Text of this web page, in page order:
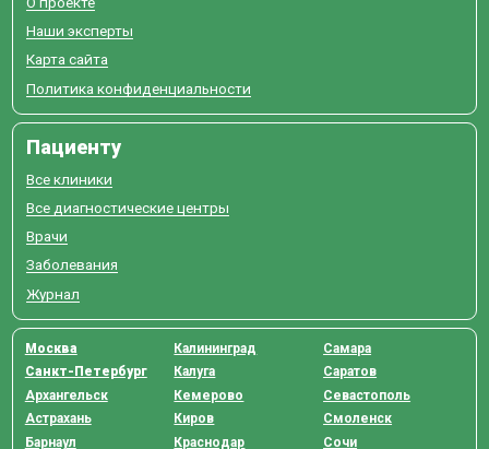
Наши эксперты
Карта сайта
Политика конфиденциальности
Пациенту
Все клиники
Все диагностические центры
Врачи
Заболевания
Журнал
Москва
Санкт-Петербург
Архангельск
Астрахань
Барнаул
Калининград
Калуга
Кемерово
Киров
Краснодар
Самара
Саратов
Севастополь
Смоленск
Сочи